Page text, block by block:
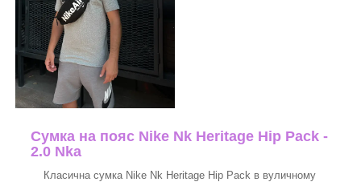
Сумка на пояс Nike Nk Heritage Hip Pack -
2.0 Nka
Класична сумка Nike Nk Heritage Hip Pack в вуличному